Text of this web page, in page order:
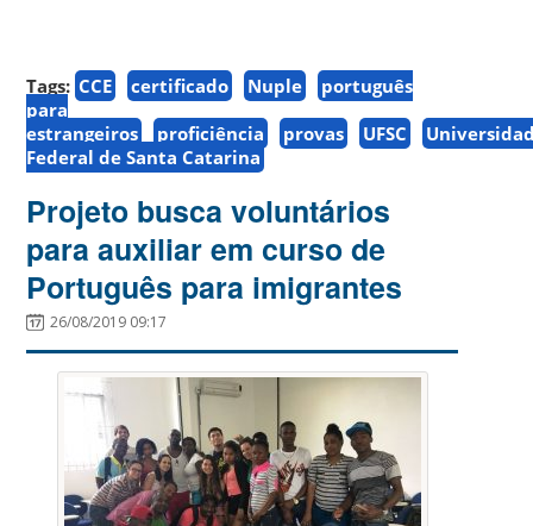
Tags: CCE certificado Nuple
português
para
estrangeiros
proficiência provas UFSC
Federal de Santa Catarina
Projeto busca voluntários
para auxiliar em curso de
Português para imigrantes
26/08/2019 09:17